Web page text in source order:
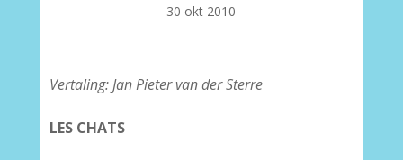
30 okt 2010
Vertaling: Jan Pieter van der Sterre
LES CHATS